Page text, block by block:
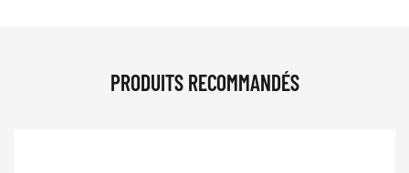
PRODUITS RECOMMANDÉS